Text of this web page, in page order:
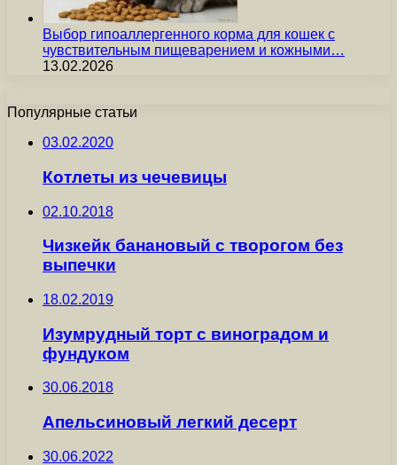
Выбор гипоаллергенного корма для кошек с
чувствительным пищеварением и кожными…
13.02.2026
Популярные статьи
03.02.2020
Котлеты из чечевицы
02.10.2018
Чизкейк банановый с творогом без
выпечки
18.02.2019
Изумрудный торт с виноградом и
фундуком
30.06.2018
Апельсиновый легкий десерт
30.06.2022